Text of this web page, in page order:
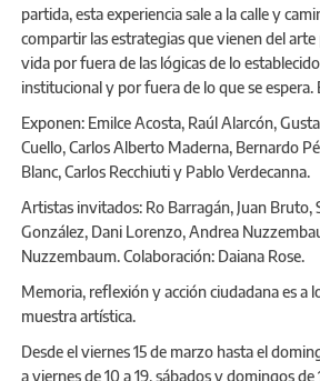
partida, esta experiencia sale a la calle y
compartir las estrategias que vienen del
vida por fuera de las lógicas de lo
institucional y por fuera de lo que se espera.
Exponen: Emilce Acosta, Raúl Alarcón,
Cuello, Carlos Alberto Maderna, Bernardo
Blanc, Carlos Recchiuti y Pablo Verdecanna.
Artistas invitados: Ro Barragán, Juan Bruto,
González, Dani Lorenzo, Andrea
Nuzzembaum. Colaboración: Daiana Rose.
Memoria, reflexión y acción ciudadana es a
muestra artística.
Desde el viernes 15 de marzo hasta el
a viernes de 10 a 19, sábados y domingos de